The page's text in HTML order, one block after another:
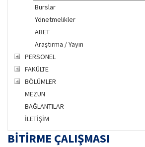
Burslar
Yönetmelikler
ABET
Araştırma / Yayın
PERSONEL
FAKÜLTE
BÖLÜMLER
MEZUN
BAĞLANTILAR
İLETİŞİM
BİTİRME ÇALIŞMASI